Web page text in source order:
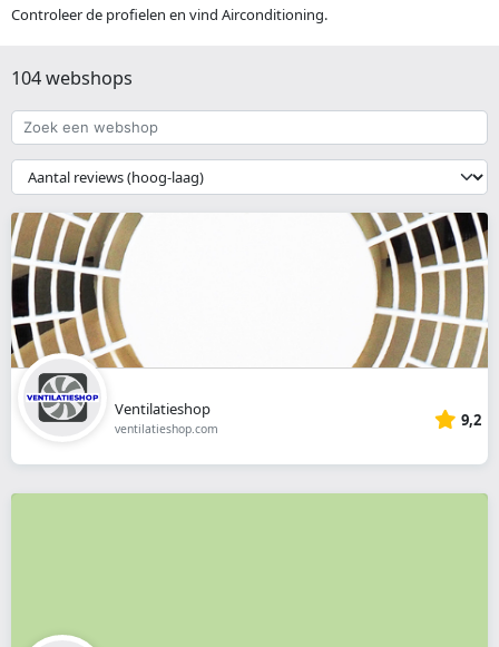
Controleer de profielen en vind Airconditioning.
104 webshops
Zoek
een
webshop
{{
__('Sort')
}}
Ventilatieshop
ventilatieshop.com 9,2